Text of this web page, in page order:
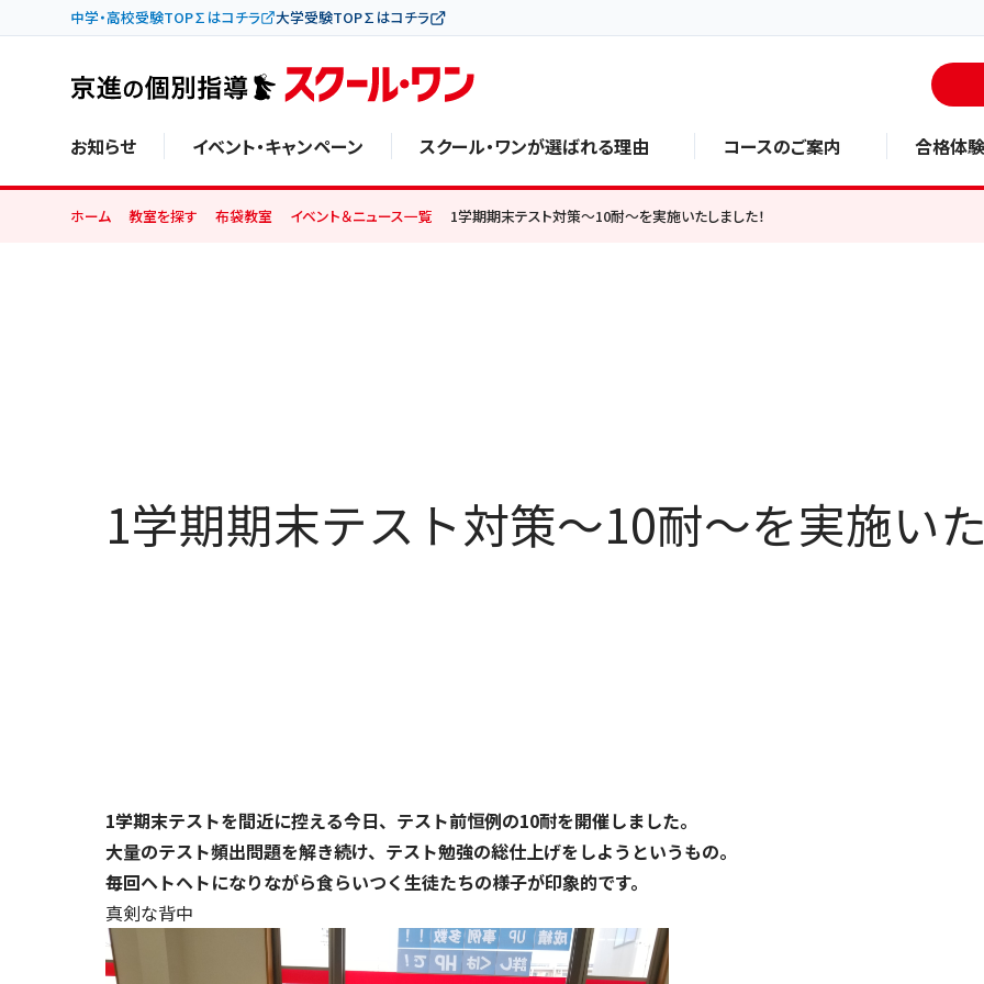
中学・高校受験TOP∑はコチラ 大学受験TOP∑はコチラ
お知らせ イベント・キャンペーン スクール・ワンが選ばれる理由 コースのご案内 合格体
ホーム 教室を探す 布袋教室 イベント＆ニュース一覧 1学期期末テスト対策～10耐～を実施いたしました！
1学期期末テスト対策～10耐～を実施い
1学期末テストを間近に控える今日、テスト前恒例の10耐を開催しました。
大量のテスト頻出問題を解き続け、テスト勉強の総仕上げをしようというもの。
毎回ヘトヘトになりながら食らいつく生徒たちの様子が印象的です。
真剣な背中